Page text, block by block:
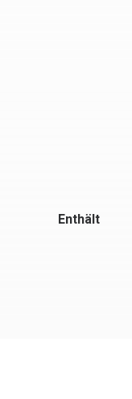
Enthält